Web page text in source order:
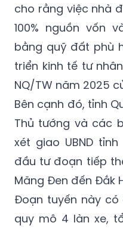
cho rằng việc nhà
100% nguồn vốn
bằng quỹ đất phù
triển kinh tế tư
NQ/TW năm 2025
Bên cạnh đó, tỉnh
Thủ tướng và các
xét giao UBND
đầu tư đoạn tiếp
Măng Đen đến Đắk
Đoạn tuyến này có
quy mô 4 làn xe,